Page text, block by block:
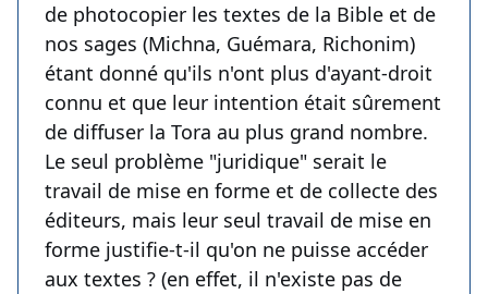
de photocopier les textes de la Bible et de
nos sages (Michna, Guémara, Richonim)
étant donné qu'ils n'ont plus d'ayant-droit
connu et que leur intention était sûrement
de diffuser la Tora au plus grand nombre.
Le seul problème "juridique" serait le
travail de mise en forme et de collecte des
éditeurs, mais leur seul travail de mise en
forme justifie-t-il qu'on ne puisse accéder
aux textes ? (en effet, il n'existe pas de